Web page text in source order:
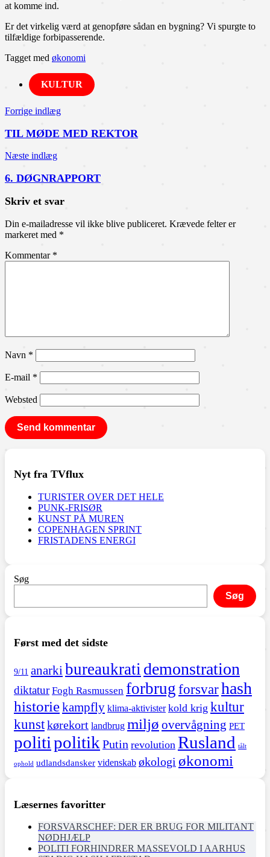
at komme ind.
Er det virkelig værd at genopføre sådan en bygning? Vi spurgte to
tilfældige forbipasserende.
Tagget med økonomi
KULTUR
Indlægsnavigation
Forrige indlæg
TIL MØDE MED REKTOR
Næste indlæg
6. DØGNRAPPORT
Skriv et svar
Din e-mailadresse vil ikke blive publiceret. Krævede felter er
markeret med *
Kommentar *
Navn *
E-mail *
Websted
Nyt fra TVflux
TURISTER OVER DET HELE
PUNK-FRISØR
KUNST PÅ MUREN
COPENHAGEN SPRINT
FRISTADENS ENERGI
Søg
Søg
Først med det sidste
9/11 anarki bureaukrati demonstration
diktatur Fogh Rasmussen forbrugforsvarhash
historiekampfly klima-aktivister kold krig kultur
kunstkørekort landbrug miljø overvågning PET
politipolitik Putin revolution Rusland tålt
ophold udlandsdansker videnskab økologi økonomi
Læsernes favoritter
FORSVARSCHEF: DER ER BRUG FOR MILITANT
NØDHJÆLP
POLITI FORHINDRER MASSEVOLD I AARHUS